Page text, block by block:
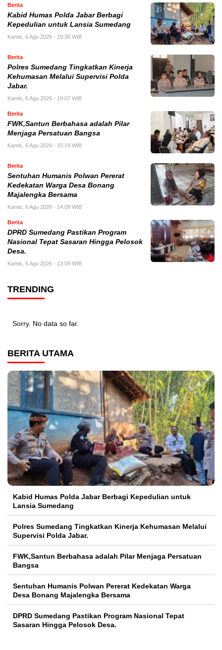
Berita
Kabid Humas Polda Jabar Berbagi
Kepedulian untuk Lansia Sumedang
Kamis, 6 Agu 2026 - 19:36 WIB
Berita
Polres Sumedang Tingkatkan Kinerja
Kehumasan Melalui Supervisi Polda
Jabar.
Kamis, 6 Agu 2026 - 19:07 WIB
Berita
FWK,Santun Berbahasa adalah Pilar
Menjaga Persatuan Bangsa
Kamis, 6 Agu 2026 - 15:19 WIB
Berita
Sentuhan Humanis Polwan Pererat
Kedekatan Warga Desa Bonang
Majalengka Bersama
Kamis, 6 Agu 2026 - 14:09 WIB
Berita
DPRD Sumedang Pastikan Program
Nasional Tepat Sasaran Hingga Pelosok
Desa.
Kamis, 6 Agu 2026 - 13:09 WIB
TRENDING
Sorry. No data so far.
BERITA UTAMA
Kabid Humas Polda Jabar Berbagi Kepedulian untuk
Lansia Sumedang
Polres Sumedang Tingkatkan Kinerja Kehumasan Melalui
Supervisi Polda Jabar.
FWK,Santun Berbahasa adalah Pilar Menjaga Persatuan
Bangsa
Sentuhan Humanis Polwan Pererat Kedekatan Warga
Desa Bonang Majalengka Bersama
DPRD Sumedang Pastikan Program Nasional Tepat
Sasaran Hingga Pelosok Desa.